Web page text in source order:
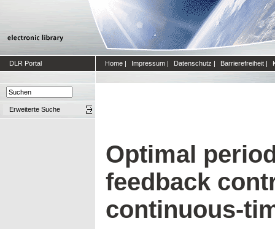
DLR Portal Home | Impressum | Datenschutz | Barrierefreiheit |
Erweiterte Suche
Optimal
feedback
continuous-